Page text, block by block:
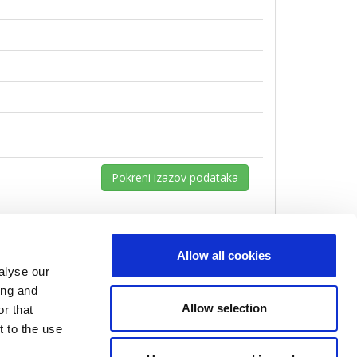
our
and
that
to the use
Allow all cookies
Allow selection
Pokreni izazov podataka